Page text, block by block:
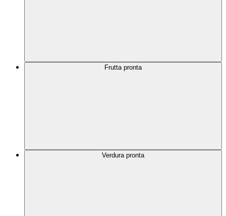
Frutta pronta
Verdura pronta